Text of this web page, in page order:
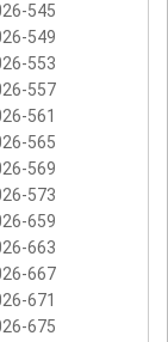
545
549
553
557
561
565
569
573
659
663
667
671
675